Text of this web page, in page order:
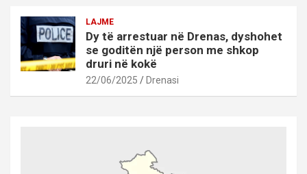
LAJME
Dy të arrestuar në Drenas, dyshohet
se goditën një person me shkop
druri në kokë
22/06/2025 Drenasi